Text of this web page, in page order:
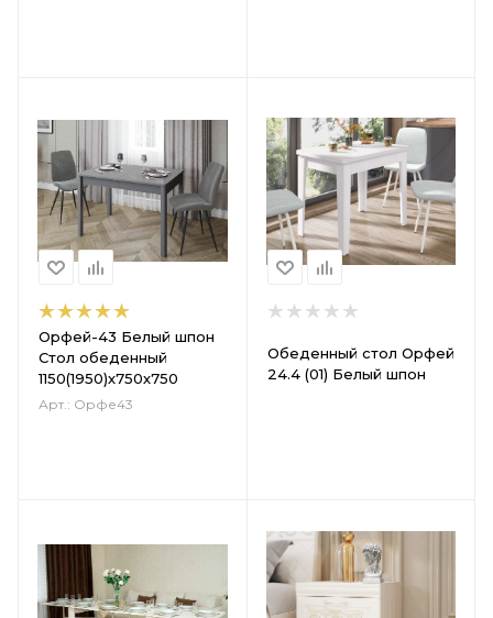
Орфей-43 Белый шпон
Стол обеденный
1150(1950)х750х750
Арт.: Орфе43
Обеденный стол Орфей
24.4 (01) Белый шпон